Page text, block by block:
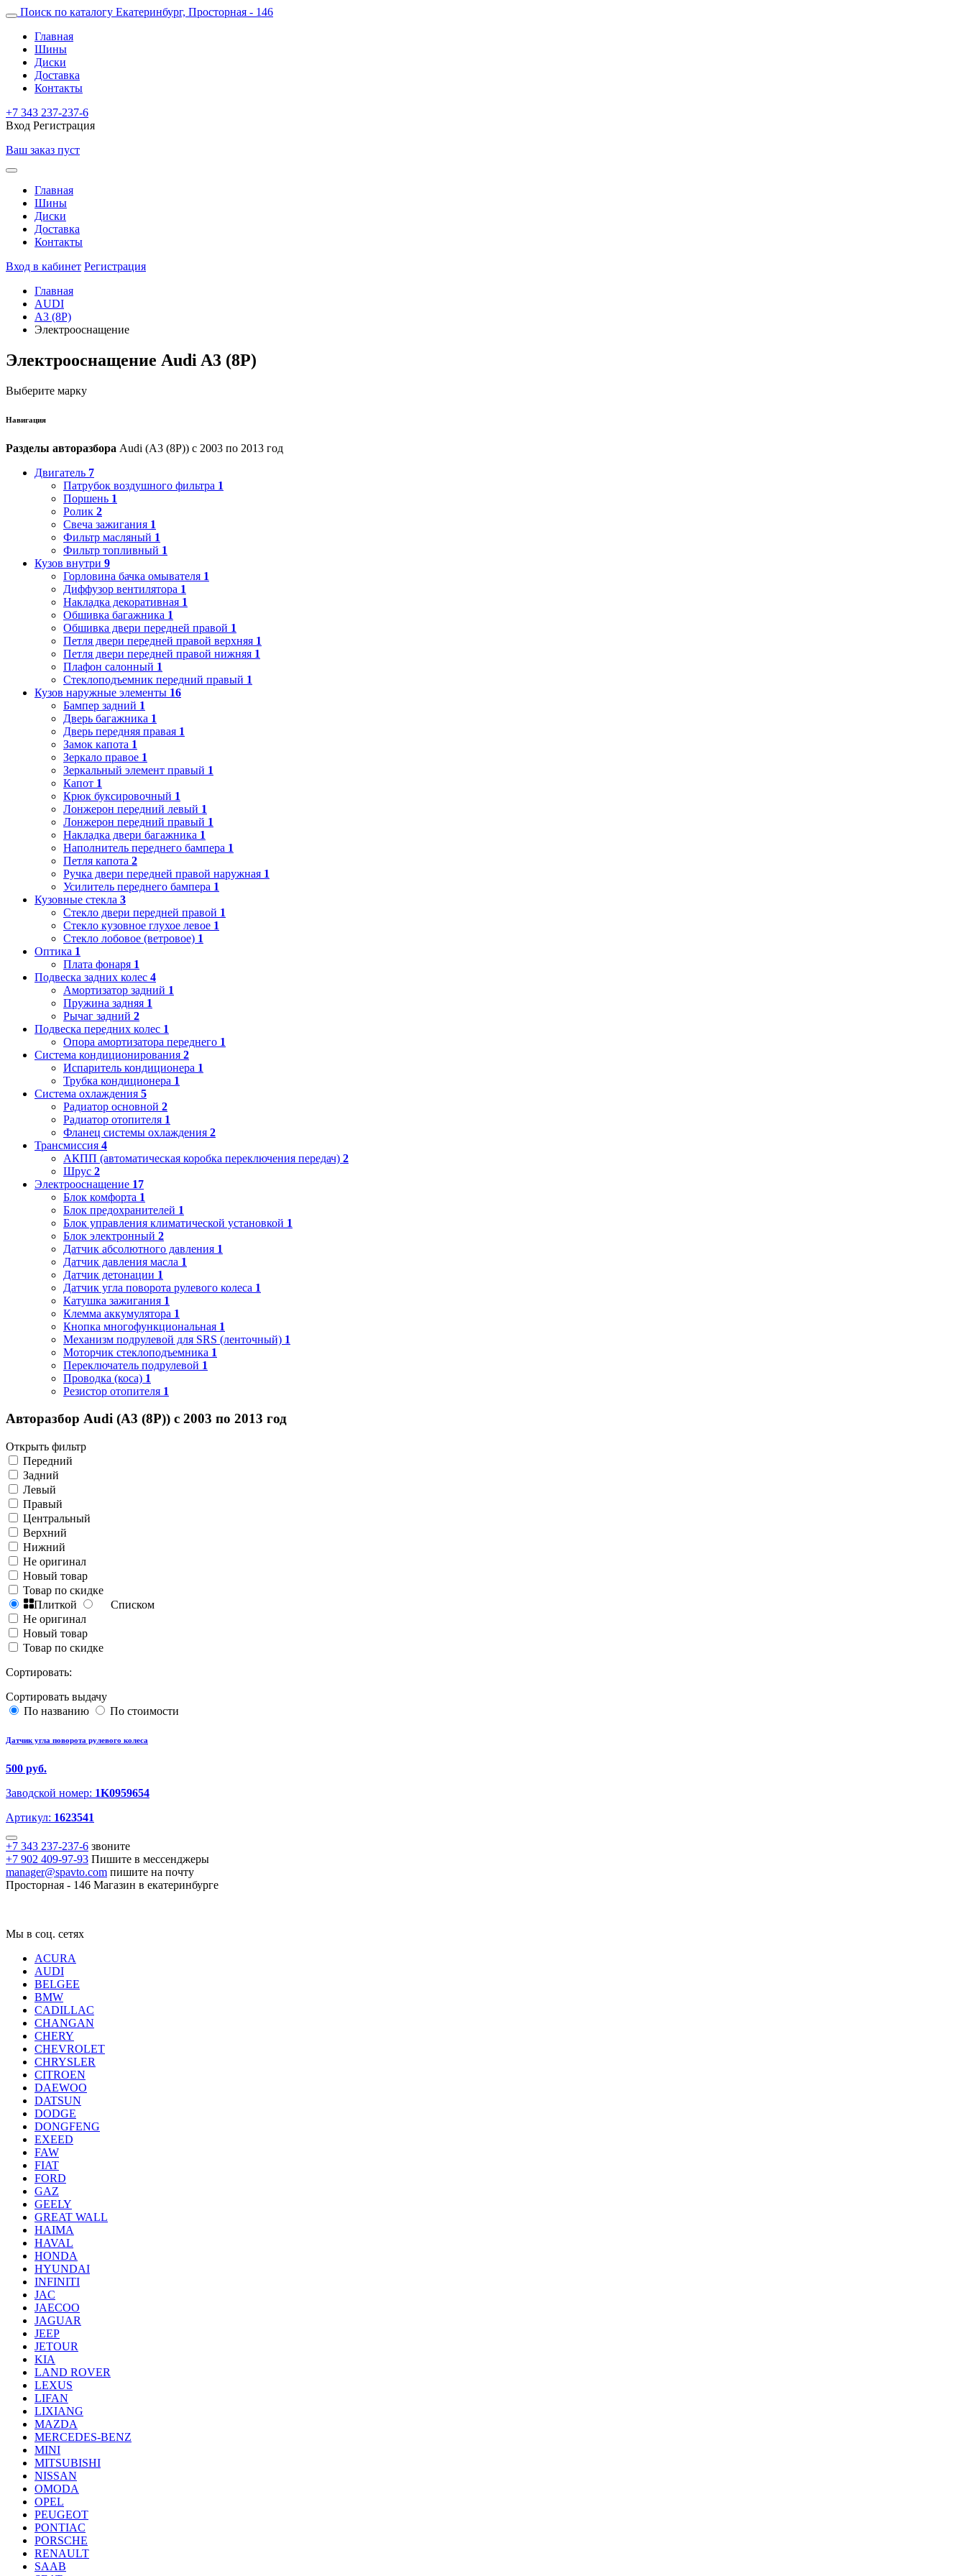
Поиск по каталогу Екатеринбург, Просторная - 146
Главная
Шины
Диски
Доставка
Контакты
+7 343 237-237-6
Вход Регистрация
Ваш заказ пуст
Главная
Шины
Диски
Доставка
Контакты
Вход в кабинет Регистрация
Главная
AUDI
A3 (8P)
Электрооснащение
Электрооснащение Audi A3 (8P)
Выберите марку
Навигация
Разделы авторазбора Audi (A3 (8P)) с 2003 по 2013 год
Двигатель 7
Патрубок воздушного фильтра 1
Поршень 1
Ролик 2
Свеча зажигания 1
Фильтр масляный 1
Фильтр топливный 1
Кузов внутри 9
Горловина бачка омывателя 1
Диффузор вентилятора 1
Накладка декоративная 1
Обшивка багажника 1
Обшивка двери передней правой 1
Петля двери передней правой верхняя 1
Петля двери передней правой нижняя 1
Плафон салонный 1
Стеклоподъемник передний правый 1
Кузов наружные элементы 16
Бампер задний 1
Дверь багажника 1
Дверь передняя правая 1
Замок капота 1
Зеркало правое 1
Зеркальный элемент правый 1
Капот 1
Крюк буксировочный 1
Лонжерон передний левый 1
Лонжерон передний правый 1
Накладка двери багажника 1
Наполнитель переднего бампера 1
Петля капота 2
Ручка двери передней правой наружная 1
Усилитель переднего бампера 1
Кузовные стекла 3
Стекло двери передней правой 1
Стекло кузовное глухое левое 1
Стекло лобовое (ветровое) 1
Оптика 1
Плата фонаря 1
Подвеска задних колес 4
Амортизатор задний 1
Пружина задняя 1
Рычаг задний 2
Подвеска передних колес 1
Опора амортизатора переднего 1
Система кондиционирования 2
Испаритель кондиционера 1
Трубка кондиционера 1
Система охлаждения 5
Радиатор основной 2
Радиатор отопителя 1
Фланец системы охлаждения 2
Трансмиссия 4
АКПП (автоматическая коробка переключения передач) 2
Шрус 2
Электрооснащение 17
Блок комфорта 1
Блок предохранителей 1
Блок управления климатической установкой 1
Блок электронный 2
Датчик абсолютного давления 1
Датчик давления масла 1
Датчик детонации 1
Датчик угла поворота рулевого колеса 1
Катушка зажигания 1
Клемма аккумулятора 1
Кнопка многофункциональная 1
Механизм подрулевой для SRS (ленточный) 1
Моторчик стеклоподъемника 1
Переключатель подрулевой 1
Проводка (коса) 1
Резистор отопителя 1
Авторазбор Audi (A3 (8P)) с 2003 по 2013 год
Открыть фильтр
Передний
Задний
Левый
Правый
Центральный
Верхний
Нижний
Не оригинал
Новый товар
Товар по скидке
Плиткой
Списком
Не оригинал
Новый товар
Товар по скидке
Сортировать:
Сортировать выдачу
По названию
По стоимости
Датчик угла поворота рулевого колеса
500 руб.
Заводской номер: 1K0959654
Артикул: 1623541
+7 343 237-237-6 звоните
+7 902 409-97-93 Пишите в мессенджеры
manager@spavto.com пишите на почту
Просторная - 146 Магазин в екатеринбурге
Мы в соц. сетях
ACURA
AUDI
BELGEE
BMW
CADILLAC
CHANGAN
CHERY
CHEVROLET
CHRYSLER
CITROEN
DAEWOO
DATSUN
DODGE
DONGFENG
EXEED
FAW
FIAT
FORD
GAZ
GEELY
GREAT WALL
HAIMA
HAVAL
HONDA
HYUNDAI
INFINITI
JAC
JAECOO
JAGUAR
JEEP
JETOUR
KIA
LAND ROVER
LEXUS
LIFAN
LIXIANG
MAZDA
MERCEDES-BENZ
MINI
MITSUBISHI
NISSAN
OMODA
OPEL
PEUGEOT
PONTIAC
PORSCHE
RENAULT
SAAB